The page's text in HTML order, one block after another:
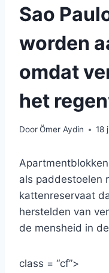
Sao
worden
omdat
het
DoorÖmer Aydin 18
als paddestoelen
kattenreservaat
herstelden van
de mensheid in
class = “cf”>